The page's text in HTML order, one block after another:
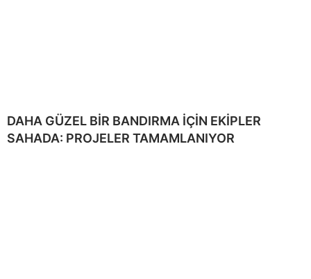
DAHA GÜZEL BİR BANDIRMA İÇİN EKİPLER
SAHADA: PROJELER TAMAMLANIYOR